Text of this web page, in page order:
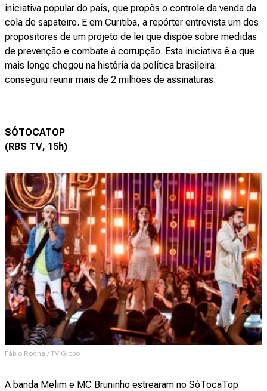
iniciativa popular do país, que propôs o controle da venda da
cola de sapateiro. E em Curitiba, a repórter entrevista um dos
propositores de um projeto de lei que dispõe sobre medidas
de prevenção e combate à corrupção. Esta iniciativa é a que
mais longe chegou na história da política brasileira:
conseguiu reunir mais de 2 milhões de assinaturas.
SÓTOCATOP
(RBS TV, 15h)
Fábio Rocha / TV Globo
A banda Melim e MC Bruninho estrearam no SóTocaTop